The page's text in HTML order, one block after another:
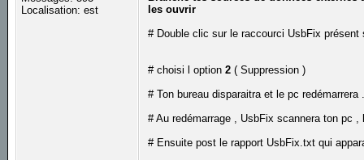
Localisation: est
les ouvrir
# Double clic sur le raccourci UsbFix
# choisi l option2( Suppression )
# Ton bureau disparaitra et le pc redémarrera
# Au redémarrage , UsbFix scannera ton pc
# Ensuite post le rapport UsbFix.txt qui